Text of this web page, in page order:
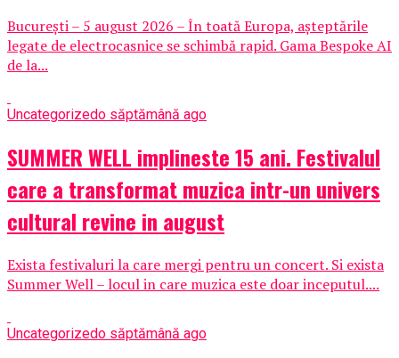
București – 5 august 2026 – În toată Europa, așteptările
legate de electrocasnice se schimbă rapid. Gama Bespoke AI
de la...
Uncategorizedo săptămână ago
SUMMER WELL implineste 15 ani. Festivalul
care a transformat muzica intr-un univers
cultural revine in august
Exista festivaluri la care mergi pentru un concert. Si exista
Summer Well – locul in care muzica este doar inceputul....
Uncategorizedo săptămână ago